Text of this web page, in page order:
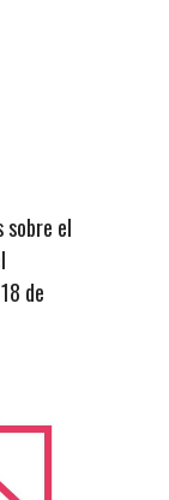
sobre el
de